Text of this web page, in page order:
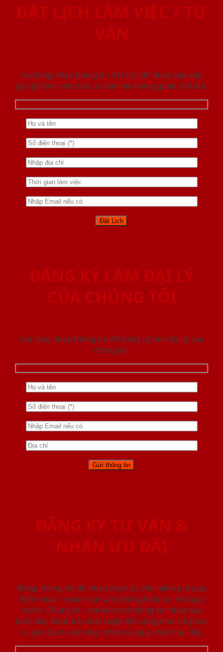
ĐẶT LỊCH LÀM VIỆC / TƯ
VẤN
Vui lòng nhập thông tin đặt lịch để được sắp xếp
gặp gỡ làm việc hoăc tư vấn mà không phải chờ đợi.
ĐĂNG KÝ LÀM ĐẠI LÝ
CỦA CHÚNG TÔI
Vui lòng nhập thông tin để đăng ký làm đại lý của
chúng tôi
ĐĂNG KÝ TƯ VẤN &
NHẬN ƯU ĐÃI
Nhập thông tin để nhận được tư vấn miễn phí qua
điện thoại / email/ tại văn phòng hoặc tại nhà quý
khách. Chúng tôi cam kết mọi thông tin nhập vào
dưới đây được bảo mật tuyệt đối cũng như chỉ phục
vụ yêu cầu tư vấn duy nhất của quý khách tại đây.